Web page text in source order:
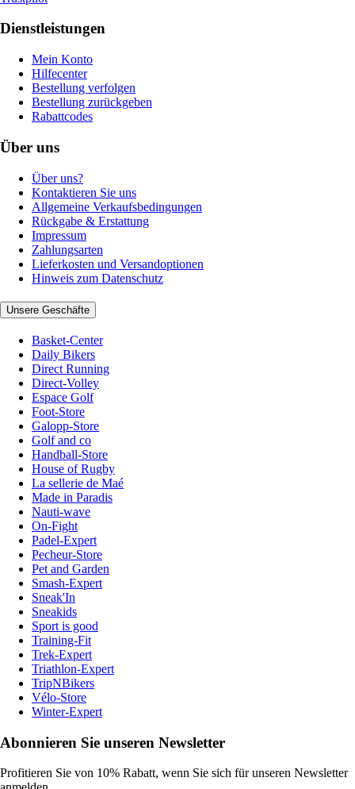
Dienstleistungen
Mein Konto
Hilfecenter
Bestellung verfolgen
Bestellung zurückgeben
Rabattcodes
Über uns
Über uns?
Kontaktieren Sie uns
Allgemeine Verkaufsbedingungen
Rückgabe & Erstattung
Impressum
Zahlungsarten
Lieferkosten und Versandoptionen
Hinweis zum Datenschutz
Unsere Geschäfte
Basket-Center
Daily Bikers
Direct Running
Direct-Volley
Espace Golf
Foot-Store
Galopp-Store
Golf and co
Handball-Store
House of Rugby
La sellerie de Maé
Made in Paradis
Nauti-wave
On-Fight
Padel-Expert
Pecheur-Store
Pet and Garden
Smash-Expert
Sneak'In
Sneakids
Sport is good
Training-Fit
Trek-Expert
Triathlon-Expert
TripNBikers
Vélo-Store
Winter-Expert
Abonnieren Sie unseren Newsletter
Profitieren Sie von 10% Rabatt, wenn Sie sich für unseren Newsletter